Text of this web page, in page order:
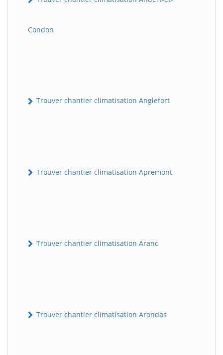
Condon
Trouver chantier climatisation Anglefort
Trouver chantier climatisation Apremont
Trouver chantier climatisation Aranc
Trouver chantier climatisation Arandas